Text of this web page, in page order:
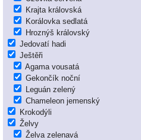
Krajta královská
Korálovka sedlatá
Hroznýš královský
Jedovatí hadi
Ještěři
Agama vousatá
Gekončík noční
Leguán zelený
Chameleon jemenský
Krokodýli
Želvy
Želva zelenavá